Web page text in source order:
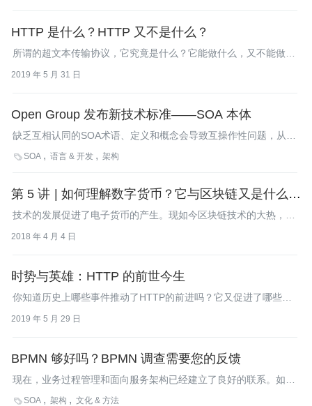
BPEL、SDO、BPM、Web服务事务、SOA中的数据安全、SOA参
考架构……
HTTP 是什么？HTTP 又不是什么？
所谓的超文本传输协议，它究竟是什么？它能做什么，又不能做什
2019 年 5 月 31 日
Open Group 发布新技术标准——SOA 本体
缺乏互相认同的SOA术语、定义和概念会导致互操作性问题，从而
导致阻碍企业内，以及与供应商、客户和合作伙伴之间的端到端的
SOA 语言 & 开发 架构
第 5 讲 | 如何理解数字货币？它与区块链又是什么样
的关系？
技术的发展促进了电子货币的产生。现如今区块链技术的大热，它
2018 年 4 月 4 日
时势与英雄：HTTP 的前世今生
你知道历史上哪些事件推动了HTTP的前进吗？它又促进了哪些技
2019 年 5 月 29 日
BPMN 够好吗？BPMN 调查需要您的反馈
现在，业务过程管理和面向服务架构已经建立了良好的联系。如果
我们曾经想要在应用模型中显式定义业务过程的话，BPMN是组合
SOA 架构 文化 & 方法